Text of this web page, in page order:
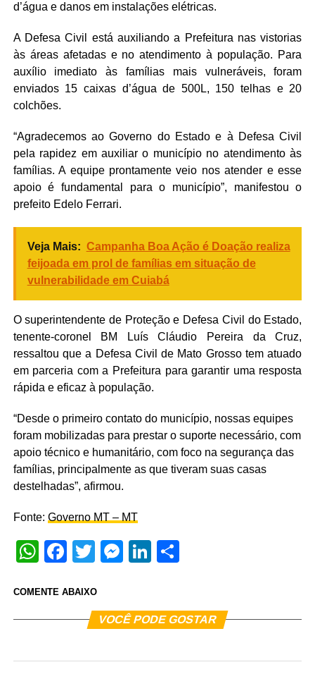
d’água e danos em instalações elétricas.
A Defesa Civil está auxiliando a Prefeitura nas vistorias
às áreas afetadas e no atendimento à população. Para
auxílio imediato às famílias mais vulneráveis, foram
enviados 15 caixas d’água de 500L, 150 telhas e 20
colchões.
“Agradecemos ao Governo do Estado e à Defesa Civil
pela rapidez em auxiliar o município no atendimento às
famílias. A equipe prontamente veio nos atender e esse
apoio é fundamental para o município”, manifestou o
prefeito Edelo Ferrari.
Veja Mais: Campanha Boa Ação é Doação realiza
feijoada em prol de famílias em situação de
vulnerabilidade em Cuiabá
O superintendente de Proteção e Defesa Civil do Estado,
tenente-coronel BM Luís Cláudio Pereira da Cruz,
ressaltou que a Defesa Civil de Mato Grosso tem atuado
em parceria com a Prefeitura para garantir uma resposta
rápida e eficaz à população.
“Desde o primeiro contato do município, nossas equipes
foram mobilizadas para prestar o suporte necessário, com
apoio técnico e humanitário, com foco na segurança das
famílias, principalmente as que tiveram suas casas
destelhadas”, afirmou.
Fonte: Governo MT – MT
WhatsApp
Facebook
TwitterMessenger
LinkedIn
COMENTE ABAIXO
VOCÊ PODE GOSTAR